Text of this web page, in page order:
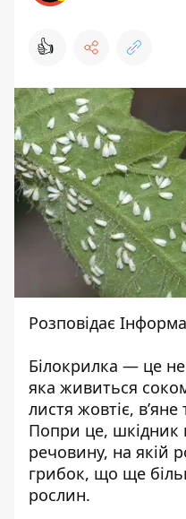
👍
Розповідає
Білокрилка — це
яка живиться
листя жовтіє,
Попри це, шкідник
речовину, на якій
грибок, що ще
рослин.